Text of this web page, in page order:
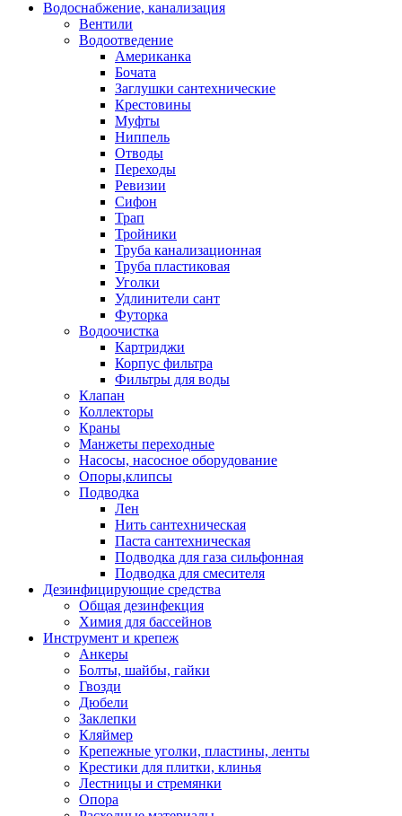
Водоснабжение, канализация
Вентили
Водоотведение
Американка
Бочата
Заглушки сантехнические
Крестовины
Муфты
Ниппель
Отводы
Переходы
Ревизии
Сифон
Трап
Тройники
Труба канализационная
Труба пластиковая
Уголки
Удлинители сант
Футорка
Водоочистка
Картриджи
Корпус фильтра
Фильтры для воды
Клапан
Коллекторы
Краны
Манжеты переходные
Насосы, насосное оборудование
Опоры,клипсы
Подводка
Лен
Нить сантехническая
Паста сантехническая
Подводка для газа сильфонная
Подводка для смесителя
Дезинфицирующие средства
Общая дезинфекция
Химия для бассейнов
Инструмент и крепеж
Анкеры
Болты, шайбы, гайки
Гвозди
Дюбели
Заклепки
Кляймер
Крепежные уголки, пластины, ленты
Крестики для плитки, клинья
Лестницы и стремянки
Опора